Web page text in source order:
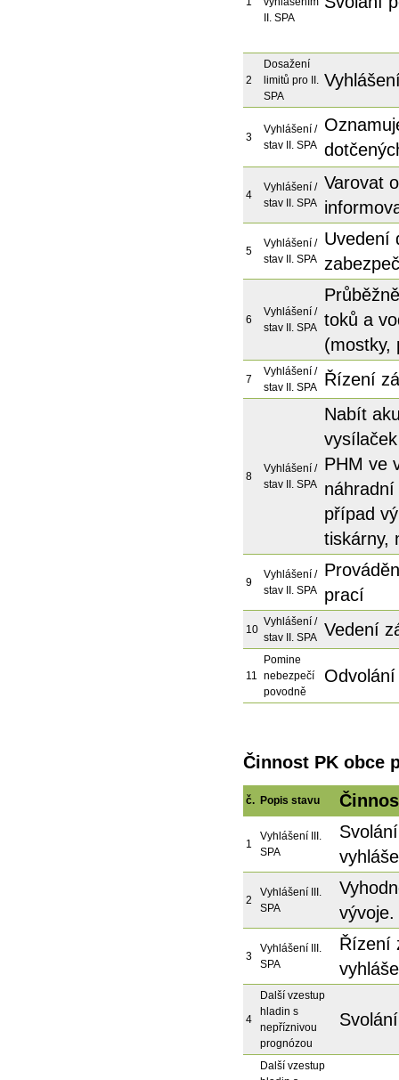
II. SPA
2
Dosažení
limitů pro II.
SPA
3
Vyhlášení /
stav II. SPA
4
Vyhlášení /
stav II. SPA
Varovat
5
Vyhlášení /
stav II. SPA
Uvedení
6
Vyhlášení /
stav II. SPA toků a
(mostky,
7
Vyhlášení /
stav II. SPA
Řízení
8
Vyhlášení /
stav II. SPA
Nabít
PHM ve
případ
tiskárny,
9
Vyhlášení /
stav II. SPA
prací
10
Vyhlášení /
stav II. SPA Vedení
11
Pomine
nebezpečí
povodně
Činnost PK obce
č. Popis stavu
1
Vyhlášení III.
SPA
2
Vyhlášení III.
SPA
3
Vyhlášení III.
SPA
Řízení
4
Další vzestup
hladin s
nepříznivou
prognózou
Další vzestup